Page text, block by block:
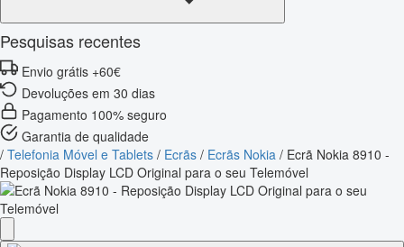
Pesquisas recentes
Envio grátis +60€
Devoluções em 30 dias
Pagamento 100% seguro
Garantia de qualidade
/ Telefonia Móvel e Tablets / Ecrãs / Ecrãs Nokia / Ecrã Nokia 8910 -
Reposição Display LCD Original para o seu Telemóvel